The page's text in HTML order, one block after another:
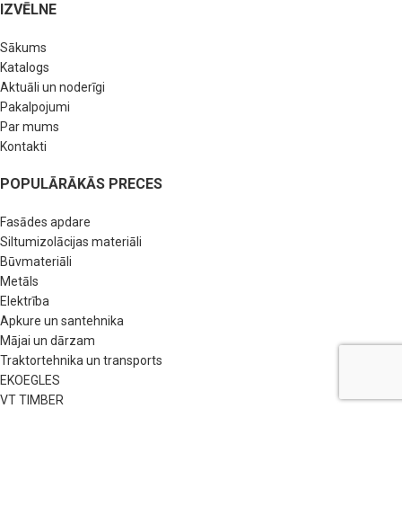
IZVĒLNE
Sākums
Katalogs
Aktuāli un noderīgi
Pakalpojumi
Par mums
Kontakti
POPULĀRĀKĀS PRECES
Fasādes apdare
Siltumizolācijas materiāli
Būvmateriāli
Metāls
Elektrība
Apkure un santehnika
Mājai un dārzam
Traktortehnika un transports
EKOEGLES
VT TIMBER